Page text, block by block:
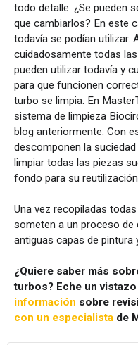
todo detalle. ¿Se pueden
que cambiarlos? En este
todavía se podían utilizar.
cuidadosamente todas
pueden utilizar todavía y
para que funcionen
turbo se limpia. En
sistema de limpieza
blog anteriormente. Con
descomponen la
limpiar todas las piezas
fondo para su
Una vez recopiladas
someten a un proceso de
antiguas capas de pintura
¿Quiere saber más
turbos? Eche un
información sobre
con un especialista de